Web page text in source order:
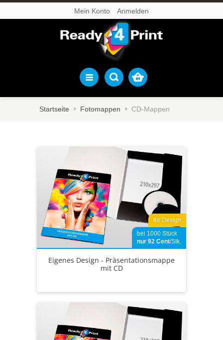
Mein Konto Anmelden
Startseite Fotomappen CD-Mappen
Ihr Design
bei 1000 Stück
nur 92 Cent/Stk.
Eigenes Design - Präsentationsmappe
mit CD